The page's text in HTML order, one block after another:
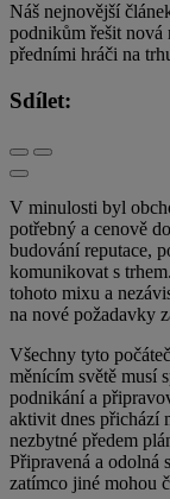
Náš nejnovější
podnikům řešit nová
předními hráči na
Sdílet:
V minulosti byl
potřebný a cenově
budování reputace,
komunikovat s
tohoto mixu a
na nové požadavky
Všechny tyto
měnícím světě musí
podnikání a
aktivit dnes přichází
nezbytné předem
Připravená a odolná
zatímco jiné mohou